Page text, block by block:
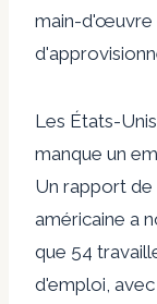
main-d'œuvre
Les États-
manque un
Un rapport de
américaine a
que 54
d'emploi,